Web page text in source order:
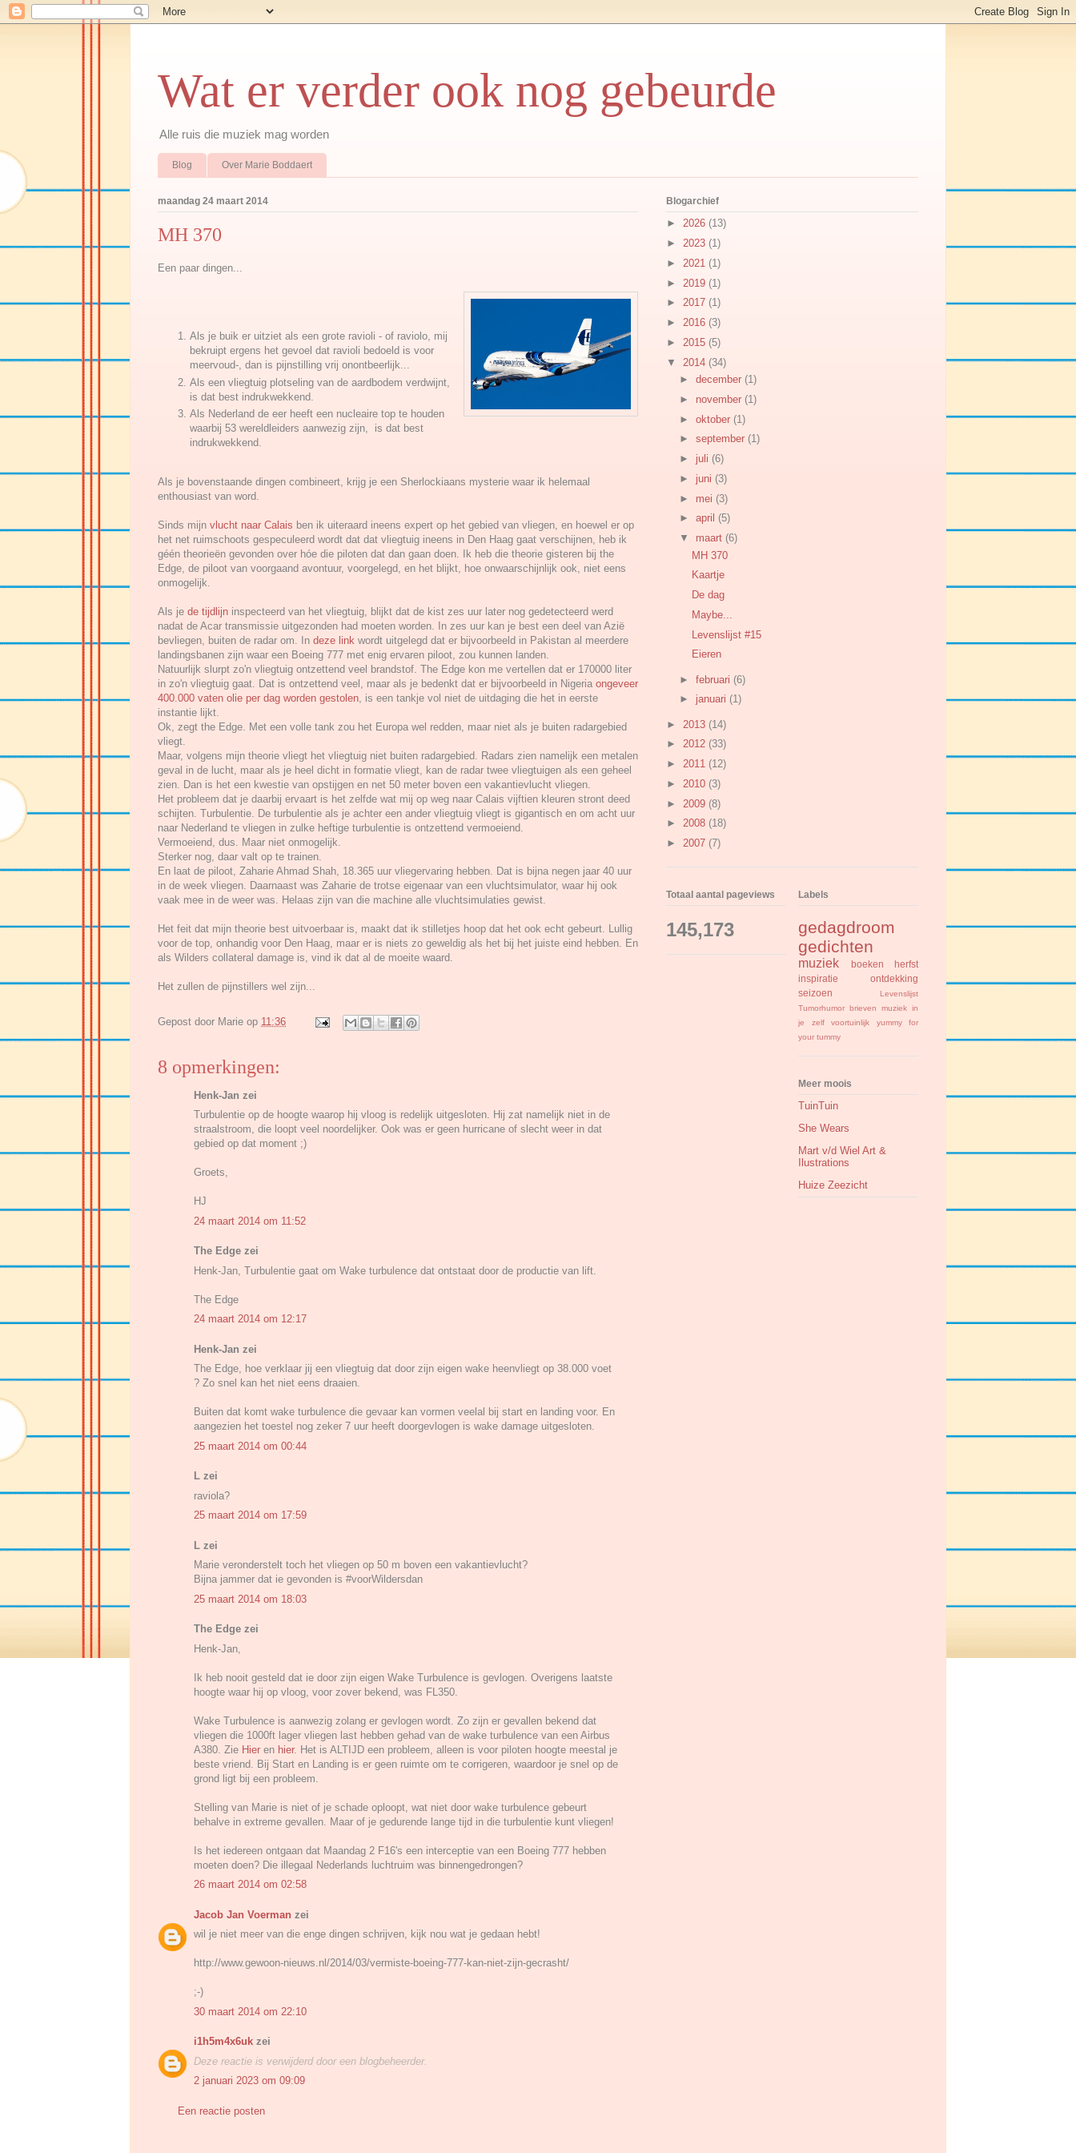
Wat er verder ook nog gebeurde
Alle ruis die muziek mag worden
Blog Over Marie Boddaert
maandag 24 maart 2014
MH 370
Een paar dingen...
Als je buik er uitziet als een grote ravioli - of raviolo, mij
bekruipt ergens het gevoel dat ravioli bedoeld is voor
meervoud-, dan is pijnstilling vrij onontbeerlijk...
Als een vliegtuig plotseling van de aardbodem verdwijnt,
is dat best indrukwekkend.
Als Nederland de eer heeft een nucleaire top te houden
waarbij 53 wereldleiders aanwezig zijn, is dat best
indrukwekkend.
Als je bovenstaande dingen combineert, krijg je een Sherlockiaans mysterie waar ik helemaal
enthousiast van word.
Sinds mijn vlucht naar Calais ben ik uiteraard ineens expert op het gebied van vliegen, en hoewel er op
het net ruimschoots gespeculeerd wordt dat dat vliegtuig ineens in Den Haag gaat verschijnen, heb ik
géén theorieën gevonden over hóe die piloten dat dan gaan doen. Ik heb die theorie gisteren bij the
Edge, de piloot van voorgaand avontuur, voorgelegd, en het blijkt, hoe onwaarschijnlijk ook, niet eens
onmogelijk.
Als je de tijdlijn inspecteerd van het vliegtuig, blijkt dat de kist zes uur later nog gedetecteerd werd
nadat de Acar transmissie uitgezonden had moeten worden. In zes uur kan je best een deel van Azië
bevliegen, buiten de radar om. In deze link wordt uitgelegd dat er bijvoorbeeld in Pakistan al meerdere
landingsbanen zijn waar een Boeing 777 met enig ervaren piloot, zou kunnen landen.
Natuurlijk slurpt zo'n vliegtuig ontzettend veel brandstof. The Edge kon me vertellen dat er 170000 liter
in zo'n vliegtuig gaat. Dat is ontzettend veel, maar als je bedenkt dat er bijvoorbeeld in Nigeria ongeveer
400.000 vaten olie per dag worden gestolen , is een tankje vol niet de uitdaging die het in eerste
instantie lijkt.
Ok, zegt the Edge. Met een volle tank zou het Europa wel redden, maar niet als je buiten radargebied
vliegt.
Maar, volgens mijn theorie vliegt het vliegtuig niet buiten radargebied. Radars zien namelijk een metalen
geval in de lucht, maar als je heel dicht in formatie vliegt, kan de radar twee vliegtuigen als een geheel
zien. Dan is het een kwestie van opstijgen en net 50 meter boven een vakantievlucht vliegen.
Het probleem dat je daarbij ervaart is het zelfde wat mij op weg naar Calais vijftien kleuren stront deed
schijten. Turbulentie. De turbulentie als je achter een ander vliegtuig vliegt is gigantisch en om acht uur
naar Nederland te vliegen in zulke heftige turbulentie is ontzettend vermoeiend.
Vermoeiend, dus. Maar niet onmogelijk.
Sterker nog, daar valt op te trainen.
En laat de piloot, Zaharie Ahmad Shah, 18.365 uur vliegervaring hebben. Dat is bijna negen jaar 40 uur
in de week vliegen. Daarnaast was Zaharie de trotse eigenaar van een vluchtsimulator, waar hij ook
vaak mee in de weer was. Helaas zijn van die machine alle vluchtsimulaties gewist.
Het feit dat mijn theorie best uitvoerbaar is, maakt dat ik stilletjes hoop dat het ook echt gebeurt. Lullig
voor de top, onhandig voor Den Haag, maar er is niets zo geweldig als het bij het juiste eind hebben. En
als Wilders collateral damage is, vind ik dat al de moeite waard.
Het zullen de pijnstillers wel zijn...
Gepost door Marie op 11:36
8 opmerkingen:
Henk-Jan zei
Turbulentie op de hoogte waarop hij vloog is redelijk uitgesloten. Hij zat namelijk niet in de
straalstroom, die loopt veel noordelijker. Ook was er geen hurricane of slecht weer in dat
gebied op dat moment ;)
Groets,
HJ
24 maart 2014 om 11:52
The Edge zei
Henk-Jan, Turbulentie gaat om Wake turbulence dat ontstaat door de productie van lift.
The Edge
24 maart 2014 om 12:17
Henk-Jan zei
The Edge, hoe verklaar jij een vliegtuig dat door zijn eigen wake heenvliegt op 38.000 voet
? Zo snel kan het niet eens draaien.
Buiten dat komt wake turbulence die gevaar kan vormen veelal bij start en landing voor. En
aangezien het toestel nog zeker 7 uur heeft doorgevlogen is wake damage uitgesloten.
25 maart 2014 om 00:44
L zei
raviola?
25 maart 2014 om 17:59
L zei
Marie veronderstelt toch het vliegen op 50 m boven een vakantievlucht?
Bijna jammer dat ie gevonden is #voorWildersdan
25 maart 2014 om 18:03
The Edge zei
Henk-Jan,
Ik heb nooit gesteld dat ie door zijn eigen Wake Turbulence is gevlogen. Overigens laatste
hoogte waar hij op vloog, voor zover bekend, was FL350.
Wake Turbulence is aanwezig zolang er gevlogen wordt. Zo zijn er gevallen bekend dat
vliegen die 1000ft lager vliegen last hebben gehad van de wake turbulence van een Airbus
A380. Zie Hier en hier. Het is ALTIJD een probleem, alleen is voor piloten hoogte meestal je
beste vriend. Bij Start en Landing is er geen ruimte om te corrigeren, waardoor je snel op de
grond ligt bij een probleem.
Stelling van Marie is niet of je schade oploopt, wat niet door wake turbulence gebeurt
behalve in extreme gevallen. Maar of je gedurende lange tijd in die turbulentie kunt vliegen!
Is het iedereen ontgaan dat Maandag 2 F16's een interceptie van een Boeing 777 hebben
moeten doen? Die illegaal Nederlands luchtruim was binnengedrongen?
26 maart 2014 om 02:58
Jacob Jan Voerman zei
wil je niet meer van die enge dingen schrijven, kijk nou wat je gedaan hebt!
http://www.gewoon-nieuws.nl/2014/03/vermiste-boeing-777-kan-niet-zijn-gecrasht/
;-)
30 maart 2014 om 22:10
i1h5m4x6uk zei
Deze reactie is verwijderd door een blogbeheerder.
2 januari 2023 om 09:09
Een reactie posten
Blogarchief
► 2026 (13)
► 2023 (1)
► 2021 (1)
► 2019 (1)
► 2017 (1)
► 2016 (3)
► 2015 (5)
▼ 2014 (34)
► december (1)
► november (1)
► oktober (1)
► september (1)
► juli (6)
► juni (3)
► mei (3)
► april (5)
▼ maart (6)
MH 370
Kaartje
De dag
Maybe...
Levenslijst #15
Eieren
► februari (6)
► januari (1)
► 2013 (14)
► 2012 (33)
► 2011 (12)
► 2010 (3)
► 2009 (8)
► 2008 (18)
► 2007 (7)
Totaal aantal pageviews
145,173
Labels
gedagdroom
gedichten
muziek boeken
herfst
inspiratie
ontdekking
seizoen
Levenslijst
Tumorhumor brieven
muziek in
je zelf
voortuinlijk
yummy for
your tummy
Meer moois
TuinTuin
She Wears
Mart v/d Wiel Art &
Ilustrations
Huize Zeezicht